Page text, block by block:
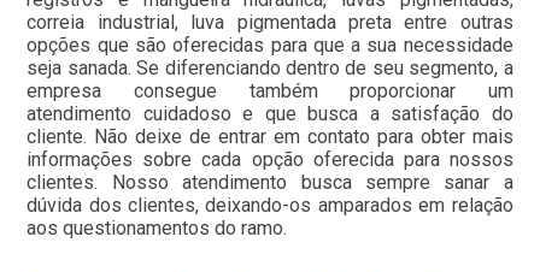
correia industrial, luva pigmentada preta entre outras
opções que são oferecidas para que a sua necessidade
seja sanada. Se diferenciando dentro de seu segmento, a
empresa consegue também proporcionar um
atendimento cuidadoso e que busca a satisfação do
cliente. Não deixe de entrar em contato para obter mais
informações sobre cada opção oferecida para nossos
clientes. Nosso atendimento busca sempre sanar a
dúvida dos clientes, deixando-os amparados em relação
aos questionamentos do ramo.